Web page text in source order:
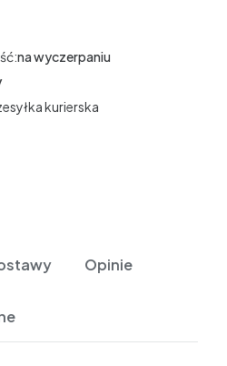
na wyczerpaniu
kurierska
Opinie